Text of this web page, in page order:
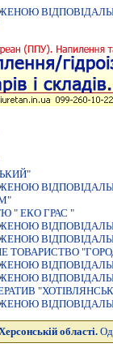
" ЕКО ГРАС "
ТОВАРИСТВО
області.